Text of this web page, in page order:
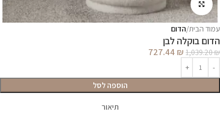
עמוד הבית הדום
הדום בוקלה לבן
1,039.20₪
727.44 ₪
הוספה לסל
תיאור
לחץ להגדלה